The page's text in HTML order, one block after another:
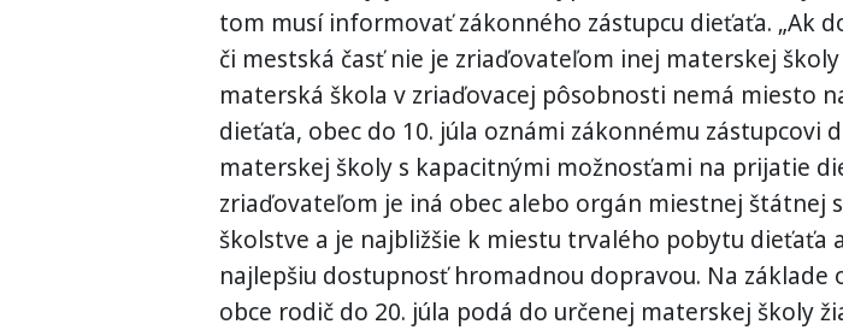
tom musí informovať zákonného zástupcu dieťaťa. „Ak
či mestská časť nie je zriaďovateľom inej materskej
materská škola v zriaďovacej pôsobnosti nemá miesto
dieťaťa, obec do 10. júla oznámi zákonnému zástupcovi
materskej školy s kapacitnými možnosťami na prijatie
zriaďovateľom je iná obec alebo orgán miestnej štátnej
školstve a je najbližšie k miestu trvalého pobytu dieťaťa
najlepšiu dostupnosť hromadnou dopravou. Na základe
obce rodič do 20. júla podá do určenej materskej školy